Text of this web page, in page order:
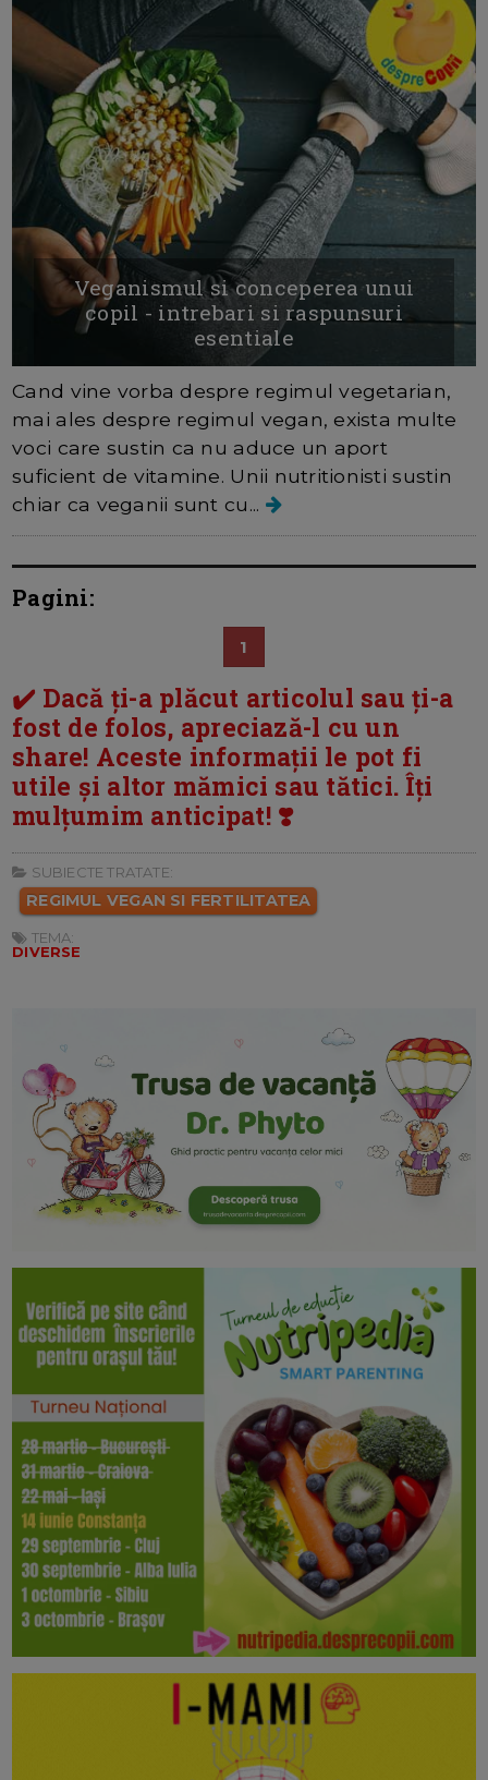
Veganismul si conceperea unui
copil - intrebari si raspunsuri
esentiale
Cand vine vorba despre regimul vegetarian,
mai ales despre regimul vegan, exista multe
voci care sustin ca nu aduce un aport
suficient de vitamine. Unii nutritionisti sustin
chiar ca veganii sunt cu...
Pagini:
1
✔️ Dacă ți-a plăcut articolul sau ți-a
fost de folos, apreciază-l cu un
share! Aceste informații le pot fi
utile și altor mămici sau tătici. Îți
mulțumim anticipat! ❣️
SUBIECTE TRATATE:
REGIMUL VEGAN SI FERTILITATEA
TEMA:
DIVERSE